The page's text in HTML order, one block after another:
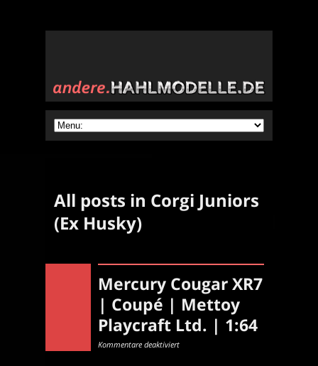
All posts in Corgi Juniors
(Ex Husky)
Mercury Cougar XR7
| Coupé | Mettoy
Playcraft Ltd. | 1:64
Kommentare deaktiviertfür